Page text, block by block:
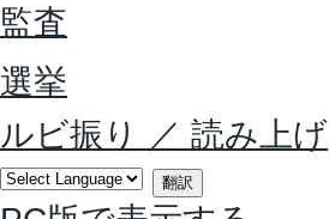
監査
選挙
ルビ振り
／ 読み上げ
翻訳